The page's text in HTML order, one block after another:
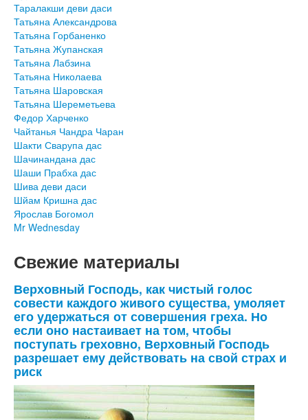
Таралакши деви даси
Татьяна Александрова
Татьяна Горбаненко
Татьяна Жупанская
Татьяна Лабзина
Татьяна Николаева
Татьяна Шаровская
Татьяна Шереметьева
Федор Харченко
Чайтанья Чандра Чаран
Шакти Сварупа дас
Шачинандана дас
Шаши Прабха дас
Шива деви даси
Шйам Кришна дас
Ярослав Богомол
Mr Wednesday
Свежие материалы
Верховный Господь, как чистый голос
совести каждого живого существа, умоляет
его удержаться от совершения греха. Но
если оно настаивает на том, чтобы
поступать греховно, Верховный Господь
разрешает ему действовать на свой страх и
риск